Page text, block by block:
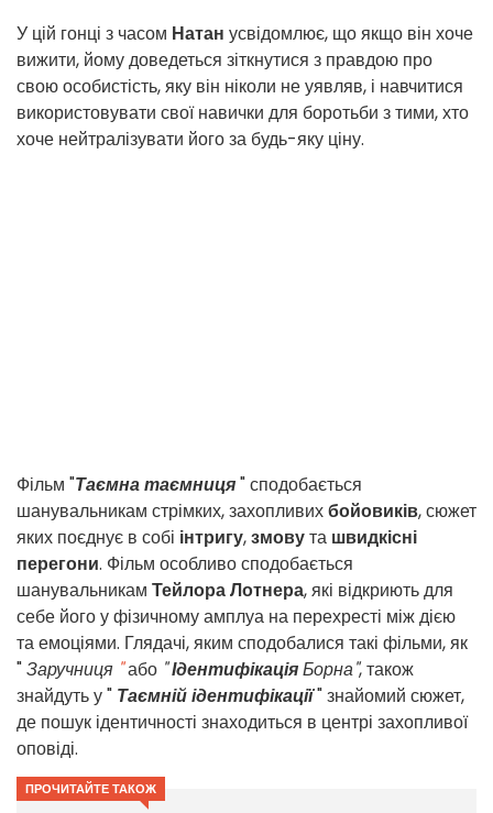
У цій гонці з часом Натан усвідомлює, що якщо він хоче
вижити, йому доведеться зіткнутися з правдою про
свою особистість, яку він ніколи не уявляв, і навчитися
використовувати свої навички для боротьби з тими, хто
хоче нейтралізувати його за будь-яку ціну.
Фільм "Таємна таємниця" сподобається
шанувальникам стрімких, захопливихбойовиків, сюжет
яких поєднує в собі інтригу,змовута швидкісні
перегони. Фільм особливо сподобається
шанувальникам Тейлора Лотнера, які відкриють для
себе його у фізичному амплуа на перехресті між дією
та емоціями. Глядачі, яким сподобалися такі фільми, як
"Заручниця "або "ІдентифікаціяБорна", також
знайдуть у " Таємній ідентифікації" знайомий сюжет,
де пошук ідентичності знаходиться в центрі захопливої
оповіді.
ПРОЧИТАЙТЕ ТАКОЖ